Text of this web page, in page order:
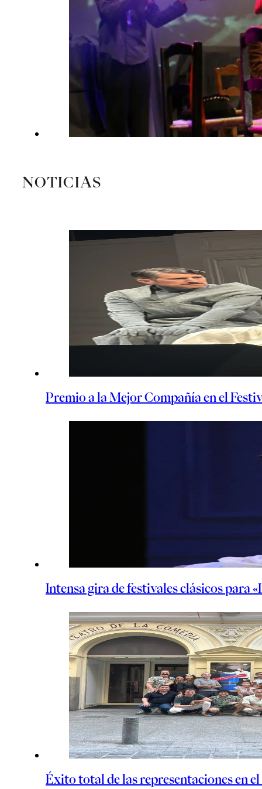
NOTICIAS
Premio a la Mejor Compañía en el
Intensa gira de festivales clásicos para
Éxito total de las representaciones en